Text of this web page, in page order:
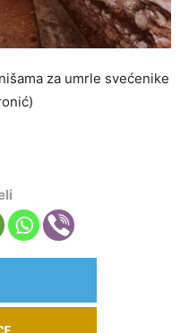
za umrle svećenike